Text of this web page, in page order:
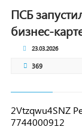
ПСБ
бизнес-
23.03.2026
369
2Vtzqwu4SNZ
7744000912